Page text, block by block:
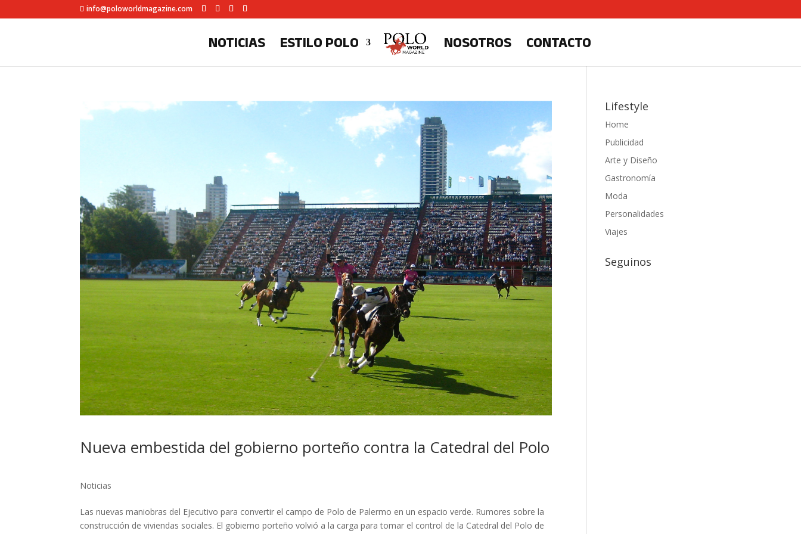
info@poloworldmagazine.com
NOTICIAS ESTILO POLO NOSOTROS CONTACTO
Nueva embestida del gobierno porteño contra la Catedral del Polo
Noticias
Las nuevas maniobras del Ejecutivo para convertir el campo de Polo de Palermo en un espacio verde. Rumores sobre la
construcción de viviendas sociales. El gobierno porteño volvió a la carga para tomar el control de la Catedral del Polo de
Lifestyle
Home
Publicidad
Arte y Diseño
Gastronomía
Moda
Personalidades
Viajes
Seguinos